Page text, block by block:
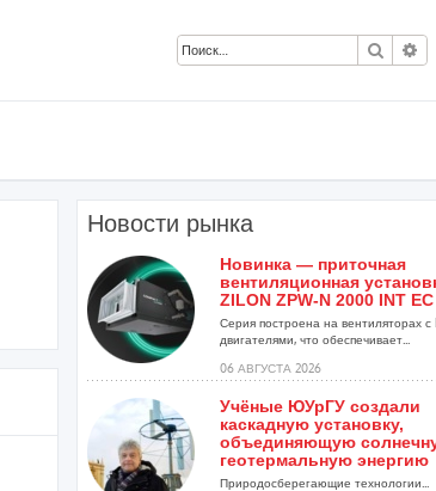
Поиск
Новости рынка
Новинка — приточная
вентиляционная
ZILON ZPW-N 2000 INT EC
Серия построена на вентиляторах с
двигателями, что обеспечивает...
06 АВГУСТА 2026
Учёные ЮУрГУ создали
каскадную установку,
объединяющую
геотермальную энергию
Природосберегающие технологии...